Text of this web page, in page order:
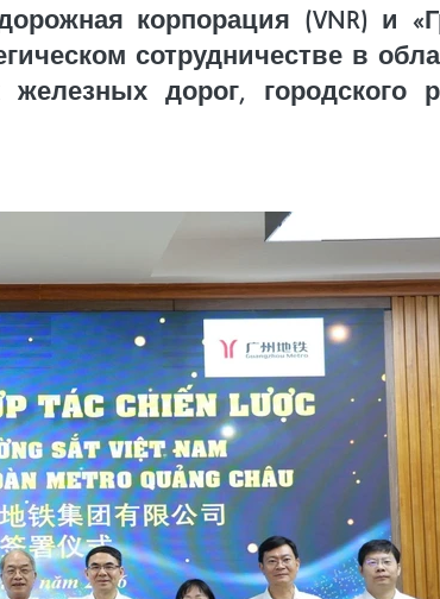
корпорация (VNR) и
сотрудничестве в
дорог, городского